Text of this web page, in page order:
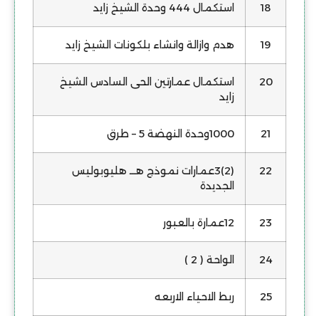
18 استكمال 444 وحدة الشيخ زايد
19 هدم وازالة وانشاء بلكونات الشيخ زايد
20
استكمال عمارتين الحى السادس الشيخ
زايد
21 1000وحدة النهضة 5 – طرق
22
(2)3عمارات نموذج هـــ هليوبوليس
الجديدة
23 12عمارة بالعبور
24 الواحة ( 2 )
25 ربط الاحياء الاربعه